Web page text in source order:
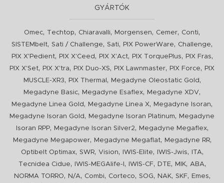
GYÁRTÓK
Omec, Techtop, Chiaravalli, Morgensen, Cemer, Conti,
SISTEMbelt, Sati / Challenge, Sati, PIX PowerWare, Challenge,
PIX X'Pedient, PIX X'Ceed , PIX X'Act, PIX TorquePlus, PIX Fras,
PIX X'Set, PIX X'tra, PIX Duo-XS, PIX Lawnmaster, PIX Force,
PIX
MUSCLE-XR3, PIX Thermal , Megadyne Oleostatic Gold ,
Megadyne Basic, Megadyne Esaflex, Megadyne XDV,
Megadyne Linea Gold , Megadyne Linea X, Megadyne Isoran,
Megadyne Isoran Gold , Megadyne Isoran Platinum,
Megadyne
Isoran RPP, Megadyne Isoran Silver2, Megadyne Megaflex,
Megadyne Megapower, Megadyne Megaflat, Megadyne RR,
Optibelt Optimax, SWR, Vision, IWIS-Elite, IWIS-Jwis, ITA,
Tecnidea Cidue, IWIS-MEGAlife-I , IWIS-CF, DTE, MIK, ABA,
NORMA TORRO, N/A, Combi, Corteco, SOG, NAK, SKF, Emes,